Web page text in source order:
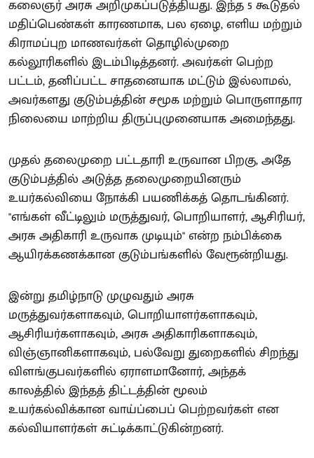
கலைஞர் அரசு அறிமுகப்படுத்தியது. இந்த 5 கூடுதல்
மதிப்பெண்கள் காரணமாக, பல ஏழை, எளிய மற்றும்
கிராமப்புற மாணவர்கள் தொழில்முறை
கல்லூரிகளில் இடம்பிடித்தனர். அவர்கள் பெற்ற
பட்டம், தனிப்பட்ட சாதனையாக மட்டும் இல்லாமல்,
அவர்களது குடும்பத்தின் சமூக மற்றும் பொருளாதார
நிலையை மாற்றிய திருப்புமுனையாக அமைந்தது.
முதல் தலைமுறை பட்டதாரி உருவான பிறகு, அதே
குடும்பத்தில் அடுத்த தலைமுறையினரும்
உயர்கல்வியை நோக்கி பயணிக்கத் தொடங்கினர்.
"எங்கள் வீட்டிலும் மருத்துவர், பொறியாளர், ஆசிரியர்,
அரசு அதிகாரி உருவாக முடியும்" என்ற நம்பிக்கை
ஆயிரக்கணக்கான குடும்பங்களில் வேரூன்றியது.
இன்று தமிழ்நாடு முழுவதும் அரசு
மருத்துவர்களாகவும், பொறியாளர்களாகவும்,
ஆசிரியர்களாகவும், அரசு அதிகாரிகளாகவும்,
விஞ்ஞானிகளாகவும், பல்வேறு துறைகளில் சிறந்து
விளங்குபவர்களில் ஏராளமானோர், அந்தக்
காலத்தில் இந்தத் திட்டத்தின் மூலம்
உயர்கல்விக்கான வாய்ப்பைப் பெற்றவர்கள் என
கல்வியாளர்கள் சுட்டிக்காட்டுகின்றனர்.